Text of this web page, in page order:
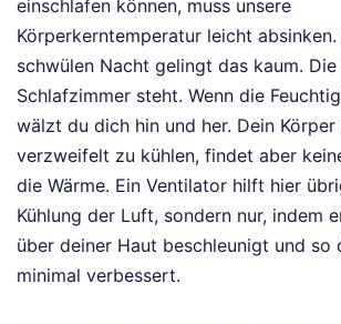
einschlafen können, muss unsere
Körperkerntemperatur leicht absinken.
schwülen Nacht gelingt das kaum.
Schlafzimmer steht. Wenn die
wälzt du dich hin und her. Dein Körper
verzweifelt zu kühlen, findet aber
die Wärme. Ein Ventilator hilft hier
Kühlung der Luft, sondern nur, indem
über deiner Haut beschleunigt und so
minimal verbessert.